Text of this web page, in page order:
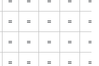
= = = =
=
= = = =
=
= = = =
=